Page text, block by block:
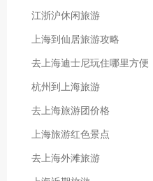
江浙沪休闲旅游
上海到仙居旅游攻略
去上海迪士尼玩住哪里方便
杭州到上海旅游
去上海旅游团价格
上海旅游红色景点
去上海外滩旅游